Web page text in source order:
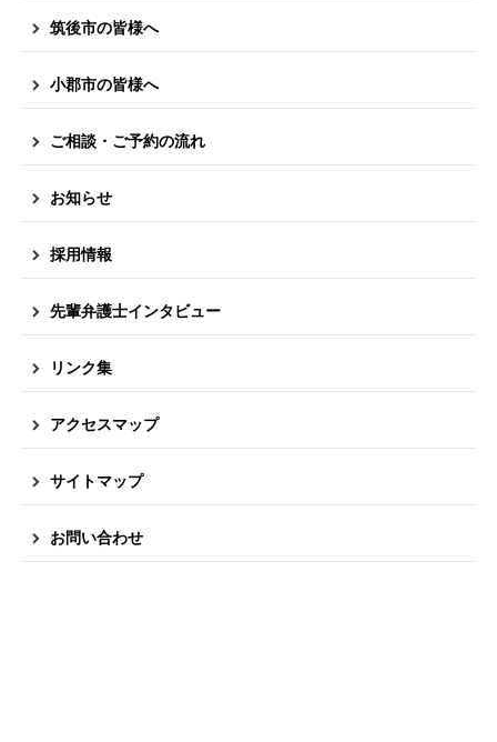
筑後市の皆様へ
小郡市の皆様へ
ご相談・ご予約の流れ
お知らせ
採用情報
先輩弁護士インタビュー
リンク集
アクセスマップ
サイトマップ
お問い合わせ